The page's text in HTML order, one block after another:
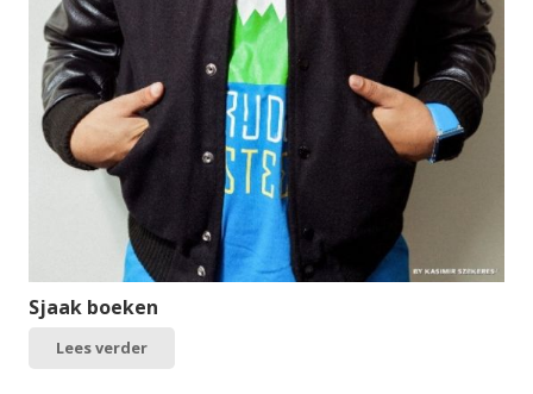
Sjaak boeken
Lees verder